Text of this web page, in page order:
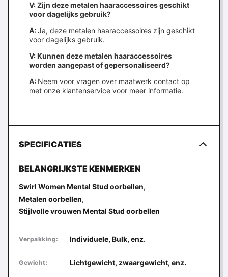
V: Zijn deze metalen haaraccessoires geschikt
voor dagelijks gebruik?
A:Ja, deze metalen haaraccessoires zijn geschikt
voor dagelijks gebruik.
V: Kunnen deze metalen haaraccessoires
worden aangepast of gepersonaliseerd?
A: Neem voor vragen over maatwerk contact op
met onze klantenservice voor meer informatie.
SPECIFICATIES
BELANGRIJKSTE KENMERKEN
Swirl Women Mental Stud oorbellen,
Metalen oorbellen,
Stijlvolle vrouwen Mental Stud oorbellen
Verpakking: Individuele, Bulk, enz.
Gewicht: Lichtgewicht, zwaargewicht, enz.